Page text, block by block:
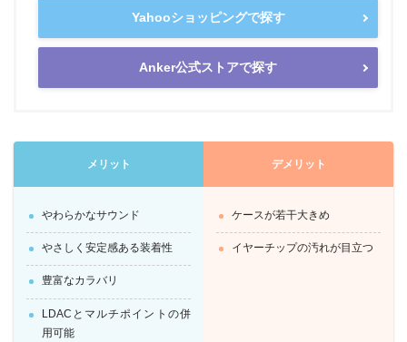
Yahooショッピングで探す
Anker公式ストアで探す
メリット
やわらかなサウンド
やさしく安定感ある装着性
豊富なカラバリ
LDACとマルチポイントの併
用可能
デメリット
ケースが若干大きめ
イヤーチップの汚れが目立つ